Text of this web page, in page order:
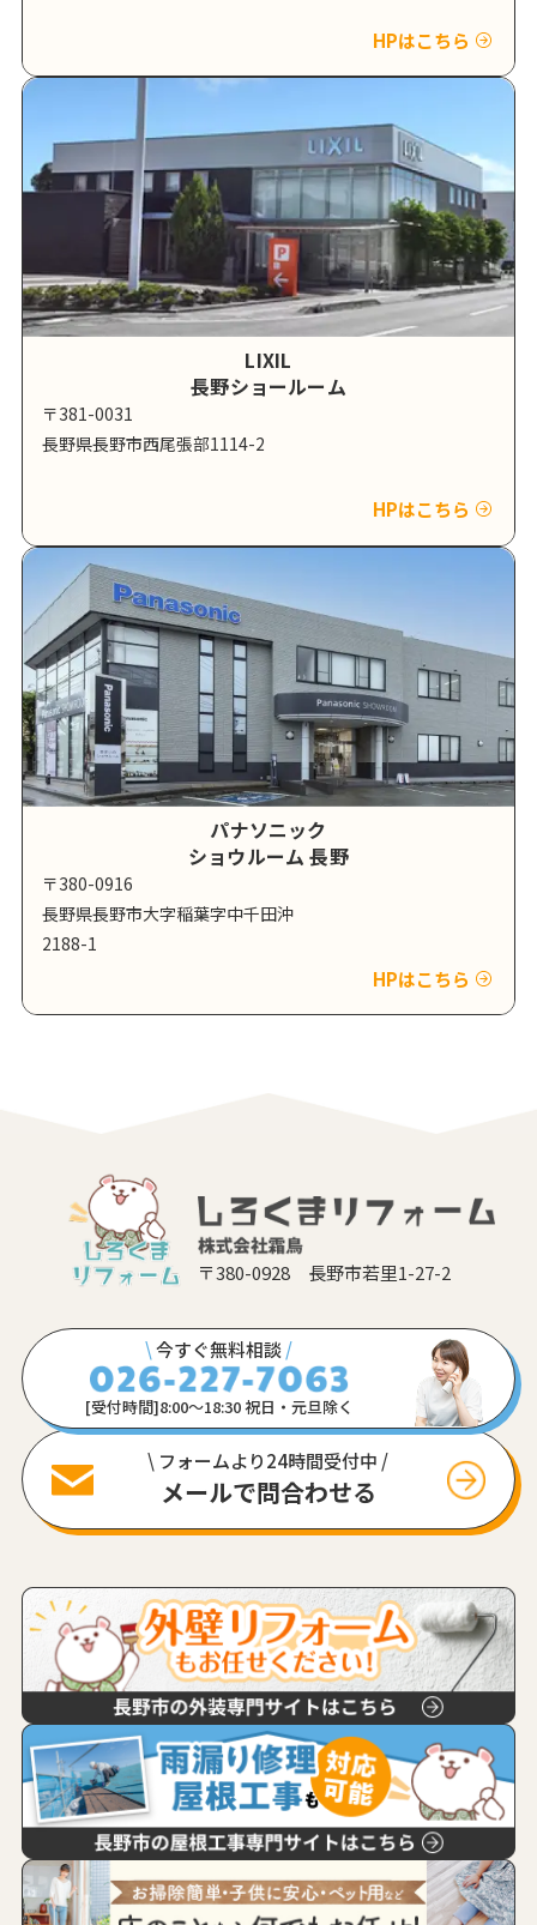
HPはこちら
LIXIL
長野ショールーム
〒381-0031
長野県長野市西尾張部1114-2
HPはこちら
パナソニック
ショウルーム 長野
〒380-0916
長野県長野市大字稲葉字中千田沖
2188-1
HPはこちら
〒380-0928 長野市若里1-27-2
\今すぐ無料相談 /
[受付時間]8:00〜18:30 祝日・元旦除く
\ フォームより24時間受付中 /
メールで問合わせる